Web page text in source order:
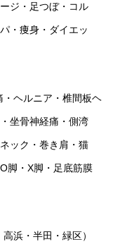
ジ・足つぼ・コル
・痩身・ダイエッ
ヘルニア・椎間板ヘ
坐骨神経痛・側湾
ック・巻き肩・猫
脚・X脚・足底筋膜
浜・半田・緑区）